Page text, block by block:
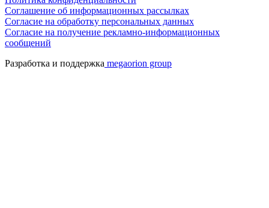
Соглашение об информационных рассылках
Cогласие на обработку персональных данных
Согласие на получение рекламно-информационных
сообщений
Разработка и поддержка megaorion group